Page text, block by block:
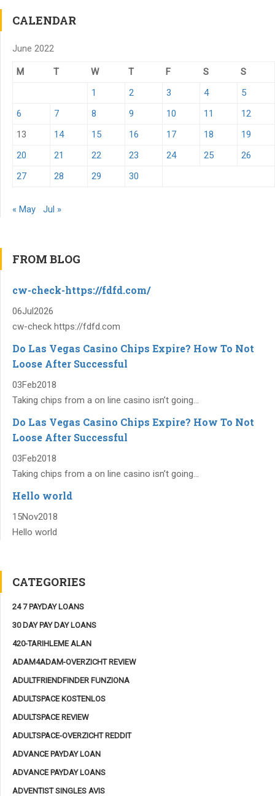
CALENDAR
June 2022
M T W T F S
S
1
2 3 4
5
6
7 8 9 10 11
12
13
14 15 16 17 18
19
20
21 22 23 24 25
26
27
28 29 30
« May Jul »
FROM BLOG
cw-check-https://fdfd.com/
06Jul2026
cw-check https://fdfd.com
Do Las Vegas Casino Chips Expire? How To Not
Loose After Successful
03Feb2018
Taking chips from a on line casino isn’t going...
Do Las Vegas Casino Chips Expire? How To Not
Loose After Successful
03Feb2018
Taking chips from a on line casino isn’t going...
Hello world
15Nov2018
Hello world
CATEGORIES
24 7 PAYDAY LOANS
30 DAY PAY DAY LOANS
420-TARIHLEME ALAN
ADAM4ADAM-OVERZICHT REVIEW
ADULTFRIENDFINDER FUNZIONA
ADULTSPACE KOSTENLOS
ADULTSPACE REVIEW
ADULTSPACE-OVERZICHT REDDIT
ADVANCE PAYDAY LOAN
ADVANCE PAYDAY LOANS
ADVENTIST SINGLES AVIS